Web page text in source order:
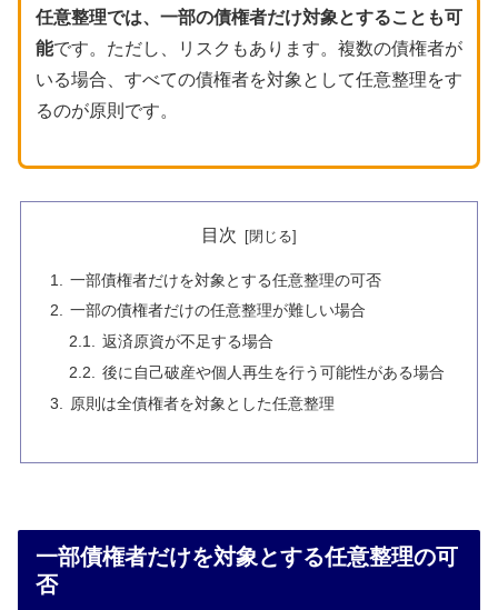
任意整理では、一部の債権者だけ対象とすることも可
能です。ただし、リスクもあります。複数の債権者が
いる場合、すべての債権者を対象として任意整理をす
るのが原則です。
目次
一部債権者だけを対象とする任意整理の可否
一部の債権者だけの任意整理が難しい場合
返済原資が不足する場合
後に自己破産や個人再生を行う可能性がある場合
原則は全債権者を対象とした任意整理
一部債権者だけを対象とする任意整理の可
否